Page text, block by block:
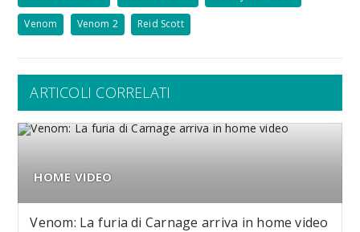
Venom Venom 2 Reid Scott
ARTICOLI CORRELATI
HOME VIDEO
Venom: La furia di Carnage arriva in home video